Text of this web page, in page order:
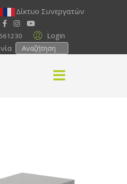
Δίκτυο Συνεργατών
Login